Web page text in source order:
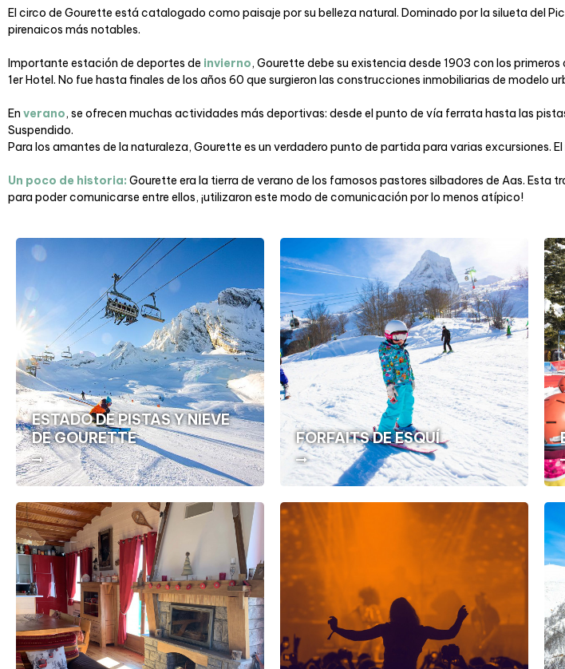
El circo de Gourette está catalogado como paisaje por su belleza natural. Dominado por la silueta del
pirenaicos más notables.
Importante estación de deportes de invierno, Gourette debe su existencia desde 1903 con los
1er Hotel. No fue hasta finales de los años 60 que surgieron las construcciones inmobiliarias de modelo
En verano, se ofrecen muchas actividades más deportivas: desde el punto de vía ferrata hasta las
Suspendido.
Para los amantes de la naturaleza, Gourette es un verdadero punto de partida para varias excursiones.
Un poco de historia: Gourette era la tierra de verano de los famosos pastores silbadores de Aas.
para poder comunicarse entre ellos, ¡utilizaron este modo de comunicación por lo menos atípico!
ESTADO DE PISTAS Y NIEVE
DE GOURETTE
FORFAITS DE ESQUÍ